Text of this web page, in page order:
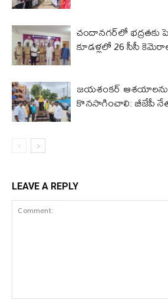
చందానగర్‌లో భద్రతకు
కూడళ్లలో 26 సీసీ
జయశంకర్ ఆశయాలను
కొనసాగించాలి: బీజేపీ
LEAVE A REPLY